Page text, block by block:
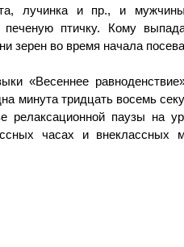
лучинка и пр., и
печеную птичку. Кому
зерен во время начала
«Весеннее
минута тридцать восемь
релаксационной паузы на
часах и внеклассных